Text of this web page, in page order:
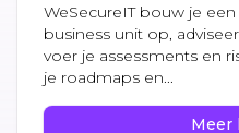
WeSecureIT bouw je
business unit op,
voer je assessments en
je roadmaps en...
Meer